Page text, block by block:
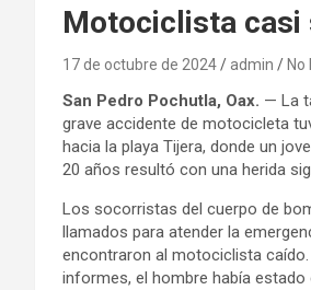
Motociclista casi
17 de octubre de 2024 admin
San Pedro Pochutla, Oax. — La
grave accidente de motocicleta
hacia la playa Tijera, donde un
20 años resultó con una herida
Los socorristas del cuerpo de
llamados para atender la
encontraron al motociclista
informes, el hombre había estado